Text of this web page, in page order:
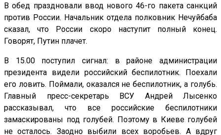
В обед праздновали ввод нового 46-го пакета санкций
против России. Начальник отдела полковник Нечуйбаба
сказал, что России скоро наступит полный конец.
Говорят, Путин плачет.
В 15.00 поступил сигнал: в районе администрации
президента видели российский беспилотник. Поехали
его ловить. Поймали, оказался не беспилотник, а голубь.
Главный пресс-секретарь ВСУ Андрей Лысенко
рассказывал, что все российские беспилотники
замаскированы под голубей. Поэтому в Киеве голубей
не осталось. Заодно выбили всех воробьев. А вдруг